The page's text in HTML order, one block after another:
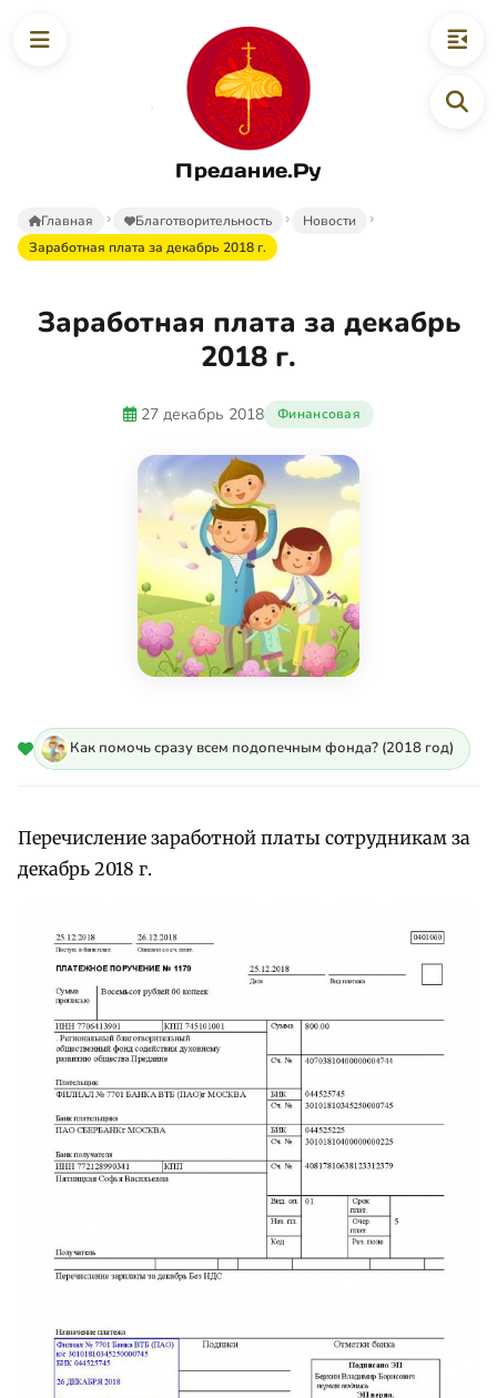
Предание.Ру
Главная Благотворительность
Новости
Заработная плата за декабрь 2018 г.
Заработная плата за декабрь
2018 г.
27 декабрь 2018 Финансовая
Как помочь сразу всем подопечным фонда? (2018 год)
Перечисление заработной платы сотрудникам за
декабрь 2018 г.